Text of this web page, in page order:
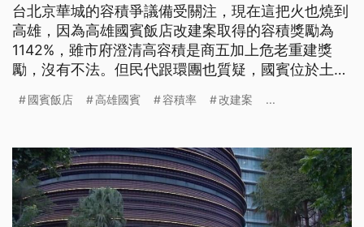
台北京華城的容積爭議備受關注，現在這把火也燒到
高雄，因為高雄國賓飯店改建案取得的容積獎勵為
1142%，雖市府澄清高容積是商五加上危老重建獎
勵，沒有不法。但民代跟環團也質疑，國賓位於土壤
高雄市長陳其邁表示，會就個案嚴加審查。
國賓飯店 高雄國賓 容積率 改建案 ...